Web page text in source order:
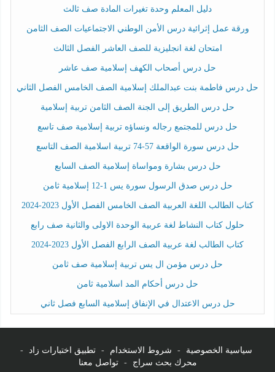
دليل المعلم وحدة تغيرات المادة صف ثالث
ورقة عمل إثرائية درس الأمن الوطني الاجتماعيات الصف الثامن
امتحان لغة انجليزية للصف العاشر الفصل الثالث
حل درس أصحاب الكهف إسلامية صف عاشر
حل درس فاطمة بنت عبدالملك إسلامية الصف الخامس الفصل الثاني
حل درس الطريق إلى الجنة الصف الثامن تربية إسلامية
حل درس للمجتمع رجاله ونساؤه تربية إسلامية صف تاسع
حل درس سورة الواقعة 57-74 تربية اسلامية الصف التاسع
حل درس بشارة ومواساة إسلامية الصف السابع
حل درس صدق الرسول سورة يس 1-12 إسلامية ثامن
كتاب الطالب اللغة العربية الصف الخامس الفصل الأول 2023-2024
حلول كتاب النشاط لغة عربية الوحدة الاولى والثانية صف رابع
كتاب الطالب لغة عربية الصف الرابع الفصل الأول 2023-2024
حل درس مؤمن ال يس تربية إسلامية صف ثامن
حل درس أحكام المد اسلامية ثامن
حل درس الاعتدال في الإنفاق إسلامية السابع فصل ثاني
سياسية الخصوصية - شروط الاستخدام - تطبيق اختبارات زاد
-
محرك بحث سراج
- تواصل معنا